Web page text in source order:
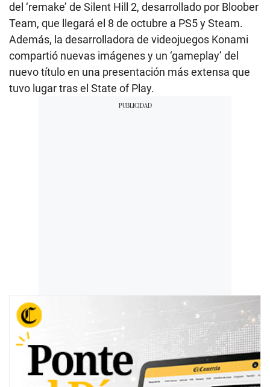
del ‘remake’ de Silent Hill 2, desarrollado por Bloober
Team, que llegará el 8 de octubre a PS5 y Steam.
Además, la desarrolladora de videojuegos Konami
compartió nuevas imágenes y un ‘gameplay’ del
nuevo título en una presentación más extensa que
tuvo lugar tras el State of Play.